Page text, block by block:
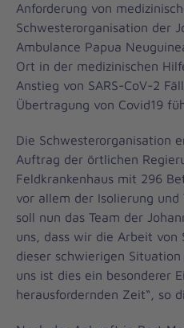
Anforderung von
Schwesterorganisation der
Ambulance Papua
Ort in der medizinischen
Anstieg von SARS-CoV-2
Übertragung von Covid19
Die Schwesterorganisation
Auftrag der örtlichen
Feldkrankenhaus mit 296
vor allem der Isolierung und
soll nun das Team der
uns, dass wir die Arbeit von
dieser schwierigen
uns ist dies ein besonderer
herausfordernden Zeit“, so